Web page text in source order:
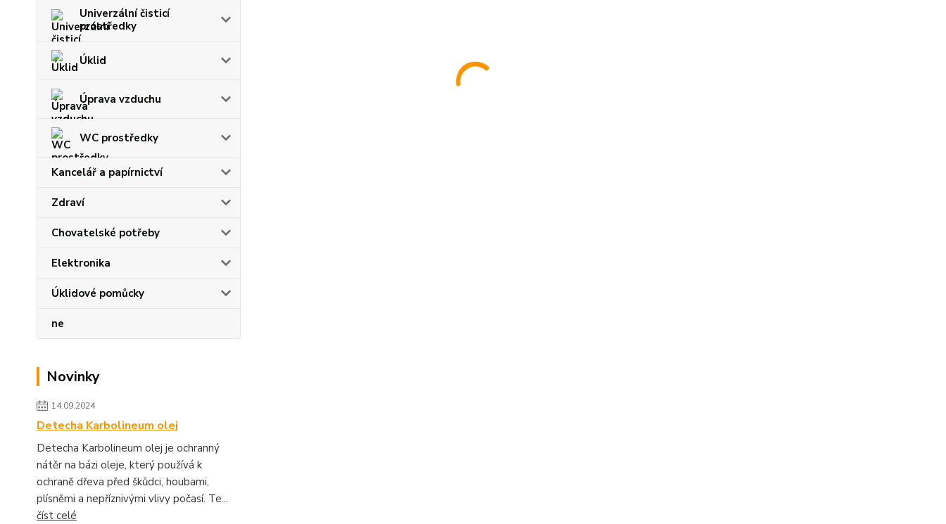
Univerzální čisticí
prostředky
Úklid
Úprava vzduchu
WC prostředky
Kancelář a papírnictví
Zdraví
Chovatelské potřeby
Elektronika
Úklidové pomůcky
ne
Novinky
14.09.2024
Detecha Karbolineum olej
Detecha Karbolineum olej je ochranný
nátěr na bázi oleje, který používá k
ochraně dřeva před škůdci, houbami,
plísněmi a nepříznivými vlivy počasí. Te...
číst celé